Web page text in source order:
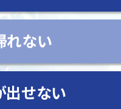
れない
出せない